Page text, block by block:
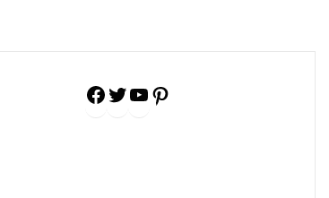
Facebook
Twitter
YouTube
Pinterest